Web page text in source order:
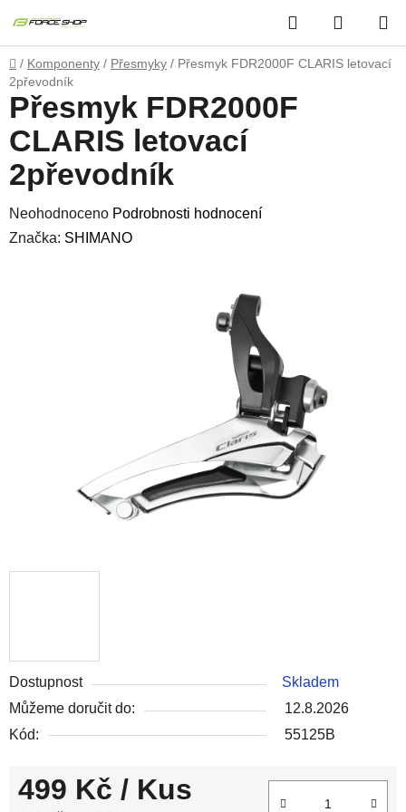
na
obsah
Hledat
KOŠÍK
Domů
/ Komponenty / Přesmyky / Přesmyk FDR2000F CLARIS letovací
2převodník
Dostupnost
Skladem
Můžeme doručit do:
12.8.2026
Kód:
55125B
499 Kč / Kus
Přesmyk FDR2000F
CLARIS letovací
2převodník
Průměrné
hodnocení
Neohodnoceno Podrobnosti hodnocení
Značka: SHIMANO